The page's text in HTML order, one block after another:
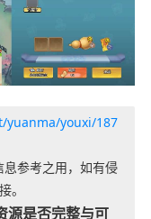
yuanma/youxi/187
参考之用，如有侵
。
源是否完整与可